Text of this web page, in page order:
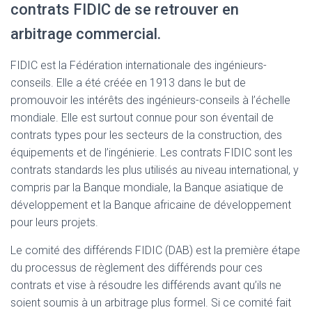
contrats FIDIC de se retrouver en
arbitrage commercial.
FIDIC est la Fédération internationale des ingénieurs-
conseils. Elle a été créée en 1913 dans le but de
promouvoir les intérêts des ingénieurs-conseils à l’échelle
mondiale. Elle est surtout connue pour son éventail de
contrats types pour les secteurs de la construction, des
équipements et de l’ingénierie. Les contrats FIDIC sont les
contrats standards les plus utilisés au niveau international, y
compris par la Banque mondiale, la Banque asiatique de
développement et la Banque africaine de développement
pour leurs projets.
Le comité des différends FIDIC (DAB) est la première étape
du processus de règlement des différends pour ces
contrats et vise à résoudre les différends avant qu’ils ne
soient soumis à un arbitrage plus formel. Si ce comité fait